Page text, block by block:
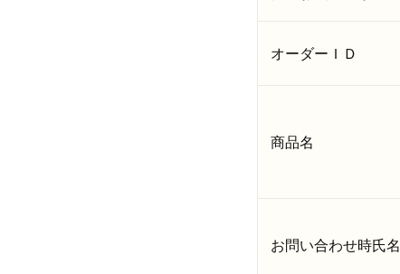
オーダーＩＤ
商品名
お問い合わせ時氏名